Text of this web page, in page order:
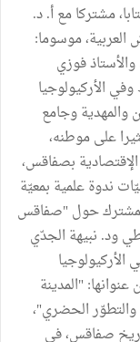
فوزي محفوظ أصدر سنة 2017 كتابا، مشتركا مع أ. د.
العربية، موسوما:
فوزي
الأركيولوجيا
وجامع
على موطنه،
بصفاقس،
ندوة علمية بمعيّة
المشترك حول "صفاقس
ود. نبيهة الجدّي
وكان عنوانها: "المدينة
والتطوّر الحضري"،
صفاقس، في